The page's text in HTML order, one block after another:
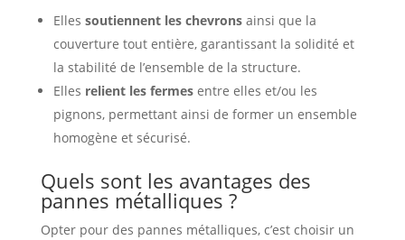
Elles soutiennent les chevronsainsi que la
couverture tout entière, garantissant la solidité et
la stabilité de l’ensemble de la structure.
Elles relient les fermesentre elles et/ou les
pignons, permettant ainsi de former un ensemble
homogène et sécurisé.
Quels sont les avantages des
pannes métalliques ?
Opter pour des pannes métalliques, c’est choisir un